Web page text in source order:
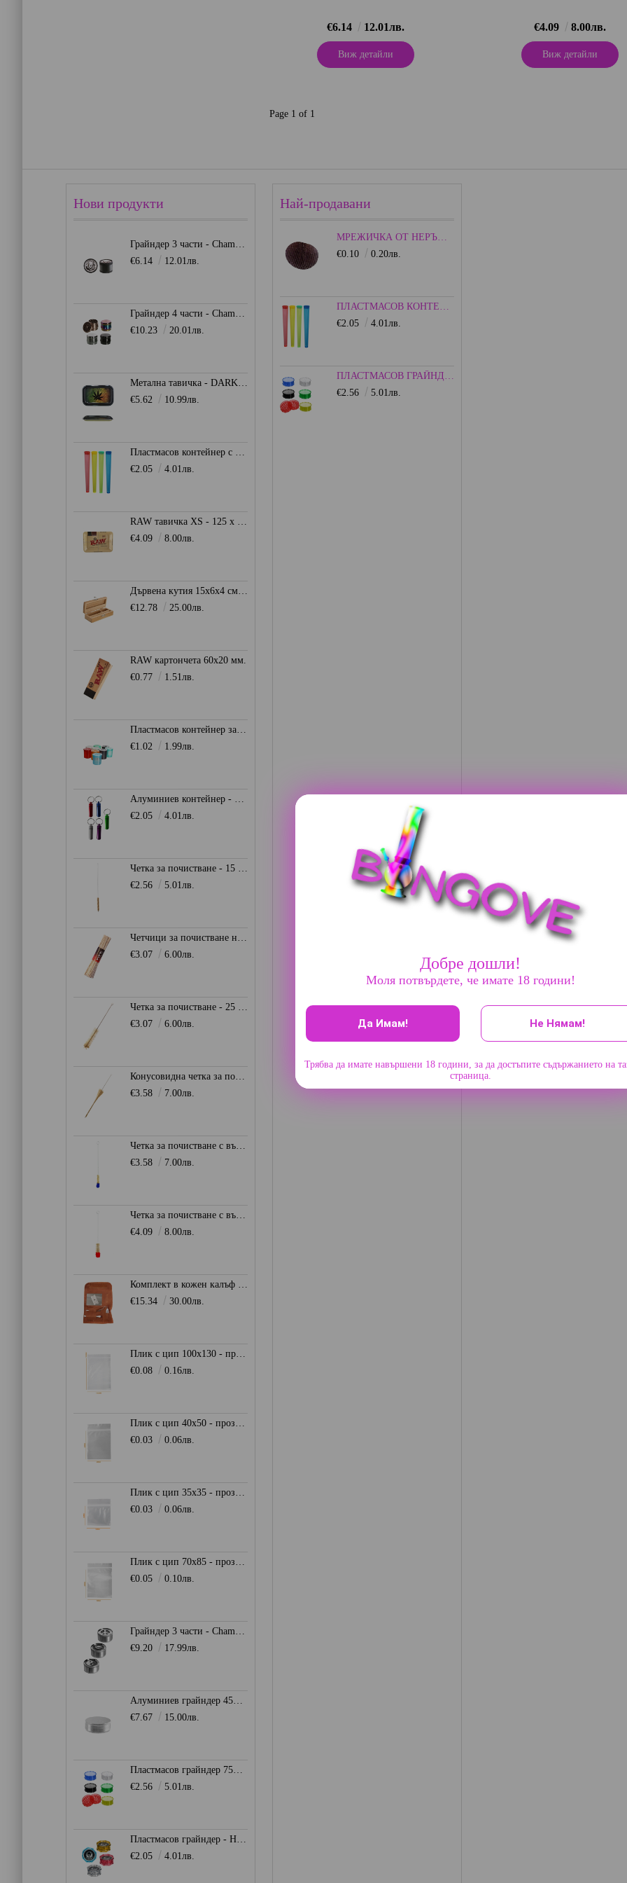
€6.14 12.01лв.
Виж детайли
€4.09 8.00лв.
Виж детайли
Page 1 of 1
Нови продукти
Грайндер 3 части - Champ Mini Lion
€6.14
12.01лв.
Грайндер 4 части - Champ High 39мм.
€10.23
20.01лв.
Метална тавичка - DARK LEAF
€5.62
10.99лв.
Пластмасов контейнер с капачка - цветен
€2.05
4.01лв.
RAW тавичка XS - 125 x 180мм.
€4.09
8.00лв.
Дървена кутия 15x6x4 см. - Stoner Box
€12.78
25.00лв.
RAW картончета 60x20 мм.
€0.77
1.51лв.
Пластмасов контейнер за съхранение Ø28мм. - Heisenberg
€1.02
1.99лв.
Алуминиев контейнер - ключодържател
€2.05
4.01лв.
Четка за почистване - 15 мм.
€2.56
5.01лв.
Четчици за почистване на лула - 15 см.
€3.07
6.00лв.
Четка за почистване - 25 мм.
€3.07
6.00лв.
Конусовидна четка за почистване 8 - 30 мм.
€3.58
7.00лв.
Четка за почистване с вълнен връх 0мм. - Синя
€3.58
7.00лв.
Четка за почистване с вълнен връх 50мм. - Червена
€4.09
8.00лв.
Комплект в кожен калъф - кафяв
€15.34
30.00лв.
Плик с цип 100х130 - прозрачен
€0.08
0.16лв.
Плик с цип 40х50 - прозрачен
€0.03
0.06лв.
Плик с цип 35х35 - прозрачен
€0.03
0.06лв.
Плик с цип 70х85 - прозрачен
€0.05
0.10лв.
Грайндер 3 части - Champ High
€9.20
17.99лв.
Алуминиев грайндер 45мм. - Сив
€7.67
15.00лв.
Пластмасов грайндер 75мм. - Heisenberg
€2.56
5.01лв.
Пластмасов грайндер - Heisenberg
€2.05
4.01лв.
Най-продавани
МРЕЖИЧКА ОТ НЕРЪЖДАЕМА СТОМАНА - 15ММ.
€0.10
0.20лв.
ПЛАСТМАСОВ КОНТЕЙНЕР С КАПАЧКА - ЦВЕТЕН
€2.05
4.01лв.
ПЛАСТМАСОВ ГРАЙНДЕР 75ММ. - HEISENBERG
€2.56
5.01лв.
Добре дошли!
Моля потвърдете, че имате 18 години!
Да Имам! Не Нямам!
Трябва да имате навършени 18 години, за да достъпите съдържанието на
страница.